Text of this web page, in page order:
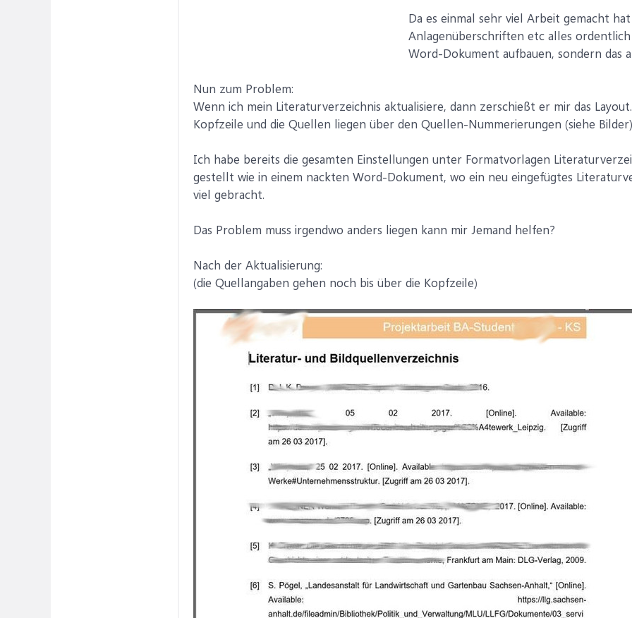
Da es einmal sehr viel Arbeit gemacht
Anlagenüberschriften etc alles
Word-Dokument aufbauen, sondern das
Nun zum Problem:
Wenn ich mein Literaturverzeichnis aktualisiere, dann zerschießt er mir das
Kopfzeile und die Quellen liegen über den Quellen-Nummerierungen (siehe Bilder)
Ich habe bereits die gesamten Einstellungen unter Formatvorlagen
gestellt wie in einem nackten Word-Dokument, wo ein neu eingefügtes
viel gebracht.
Das Problem muss irgendwo anders liegen kann mir Jemand helfen?
Nach der Aktualisierung:
(die Quellangaben gehen noch bis über die Kopfzeile)